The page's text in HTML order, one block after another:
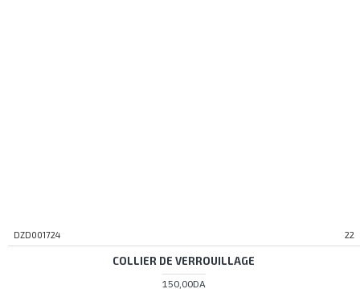
DZD001724 22
COLLIER DE VERROUILLAGE
150,00DA